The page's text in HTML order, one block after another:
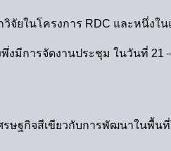
จัยในโครงการ RDC และหนึ่งใ
มีการจัดงานประชุม ในวันที่
ษฐกิจสีเขียวกับการพัฒนาใ